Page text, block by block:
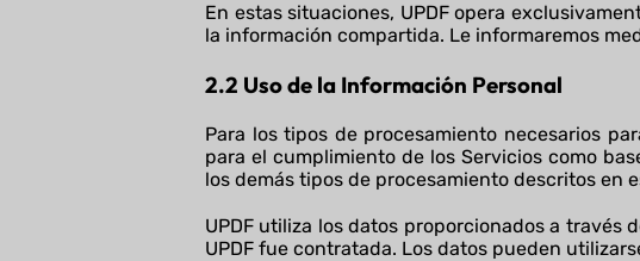
En estas situaciones, UPDF opera
la información compartida. Le informaremos
2.2 Uso de la Información Personal
Para los tipos de procesamiento necesarios
para el cumplimiento de los Servicios como
los demás tipos de procesamiento descritos en
UPDF utiliza los datos proporcionados a través
UPDF fue contratada. Los datos pueden